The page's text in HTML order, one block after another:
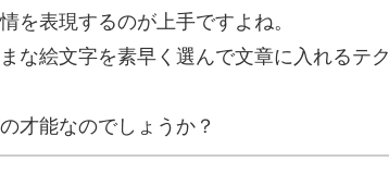
を表現するのが上手ですよね。
な絵文字を素早く選んで文章に入れるテク
才能なのでしょうか？